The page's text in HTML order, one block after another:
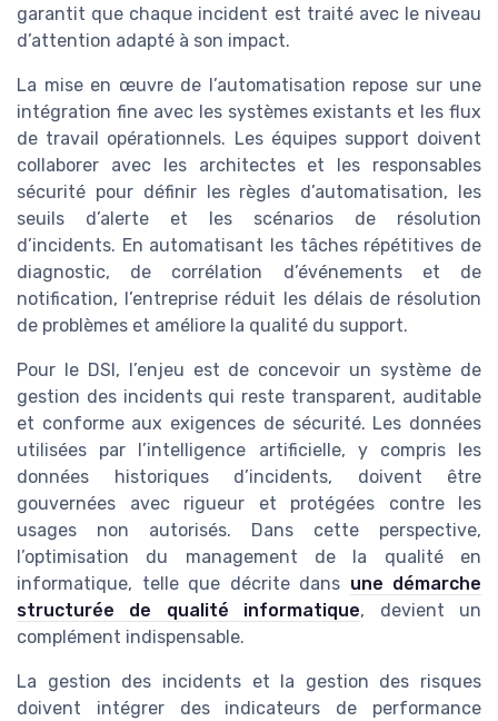
garantit que chaque incident est traité avec le niveau
d’attention adapté à son impact.
La mise en œuvre de l’automatisation repose sur une
intégration fine avec les systèmes existants et les flux
de travail opérationnels. Les équipes support doivent
collaborer avec les architectes et les responsables
sécurité pour définir les règles d’automatisation, les
seuils d’alerte et les scénarios de résolution
d’incidents. En automatisant les tâches répétitives de
diagnostic, de corrélation d’événements et de
notification, l’entreprise réduit les délais de résolution
de problèmes et améliore la qualité du support.
Pour le DSI, l’enjeu est de concevoir un système de
gestion des incidents qui reste transparent, auditable
et conforme aux exigences de sécurité. Les données
utilisées par l’intelligence artificielle, y compris les
données historiques d’incidents, doivent être
gouvernées avec rigueur et protégées contre les
usages non autorisés. Dans cette perspective,
l’optimisation du management de la qualité en
informatique, telle que décrite dans une démarche
structurée de qualité informatique, devient un
complément indispensable.
La gestion des incidents et la gestion des risques
doivent intégrer des indicateurs de performance